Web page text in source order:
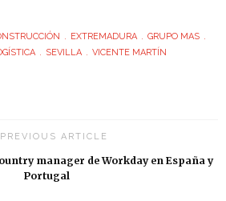
EXTREMADURA
GRUPO MAS
SEVILLA VICENTE MARTÍN
PREVIOUS ARTICLE
manager de Workday en España y
Portugal